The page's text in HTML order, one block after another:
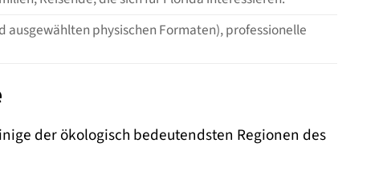
physischen Formaten), professionelle
der ökologisch bedeutendsten Regionen des